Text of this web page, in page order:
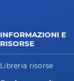
INFORMAZIONI E
RISORSE
Libreria risorse